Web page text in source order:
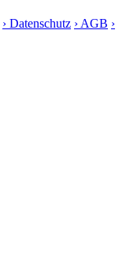
› Datenschutz › AGB ›